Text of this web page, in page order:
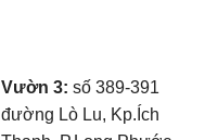
Vườn 3: số 389-391
đường Lò Lu, Kp.Ích